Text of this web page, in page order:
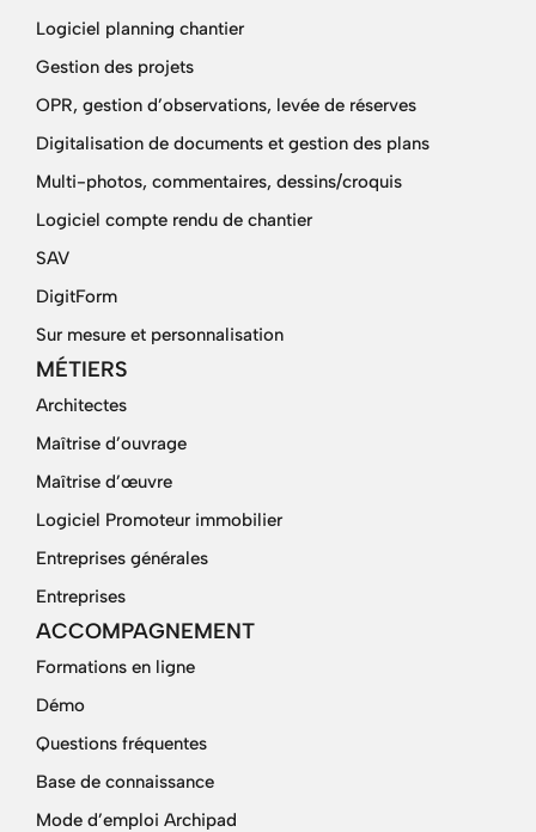
Logiciel planning chantier
Gestion des projets
OPR, gestion d’observations, levée de réserves
Digitalisation de documents et gestion des plans
Multi-photos, commentaires, dessins/croquis
Logiciel compte rendu de chantier
SAV
DigitForm
Sur mesure et personnalisation
MÉTIERS
Architectes
Maîtrise d’ouvrage
Maîtrise d’œuvre
Logiciel Promoteur immobilier
Entreprises générales
Entreprises
ACCOMPAGNEMENT
Formations en ligne
Démo
Questions fréquentes
Base de connaissance
Mode d’emploi Archipad